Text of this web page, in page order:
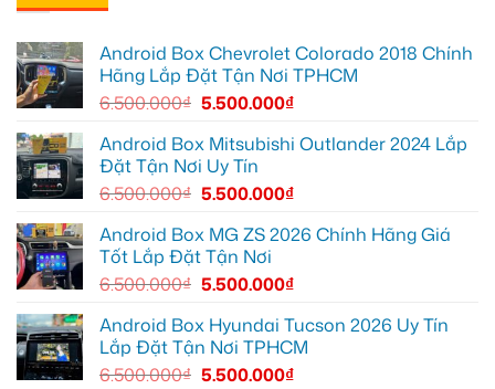
và
6
cao
trải
nghiệm
xe
Hóc
Môn
thoải
mái
hơn
Chị
Android
box
Geely
EX2
Quận
để
bản
YouTube
tiện
lợi
hơn
Android Box Chevrolet Colorado 2018 Chính
Hãng Lắp Đặt Tận Nơi TPHCM
6.500.000₫ 5.500.000₫
Android Box Mitsubishi Outlander 2024 Lắp
Đặt Tận Nơi Uy Tín
6.500.000₫ 5.500.000₫
Android Box MG ZS 2026 Chính Hãng Giá
Tốt Lắp Đặt Tận Nơi
6.500.000₫ 5.500.000₫
Android Box Hyundai Tucson 2026 Uy Tín
Lắp Đặt Tận Nơi TPHCM
6.500.000₫ 5.500.000₫